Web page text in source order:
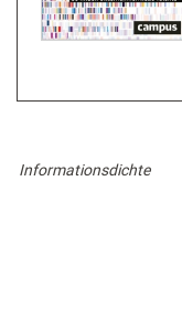
Informationsdichte